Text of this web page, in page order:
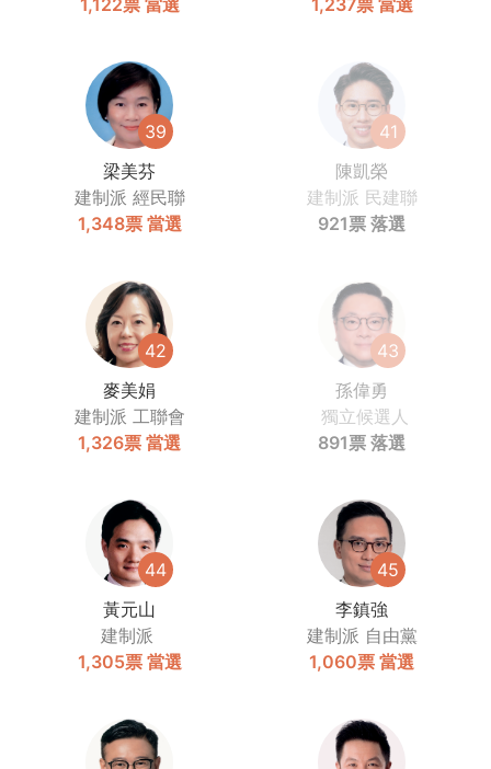
1,122票 當選 1,237票 當選
39
梁美芬
建制派 經民聯
1,348票 當選
41
陳凱榮
建制派 民建聯
921票 落選
42
麥美娟
建制派 工聯會
1,326票 當選
43
孫偉勇
獨立候選人
891票 落選
44
黃元山
建制派
1,305票 當選
45
李鎮強
建制派 自由黨
1,060票 當選